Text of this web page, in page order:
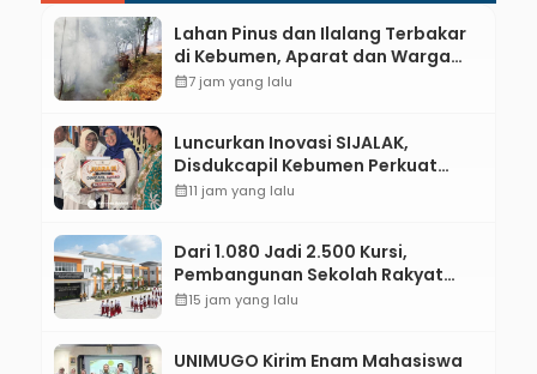
Lahan Pinus dan Ilalang Terbakar
di Kebumen, Aparat dan Warga
Padamkan Api Secara Manual
calendar_month7 jam yang lalu
Luncurkan Inovasi SIJALAK,
Disdukcapil Kebumen Perkuat
Jejaring Literasi Adminduk hingga
calendar_month11 jam yang lalu
Dari 1.080 Jadi 2.500 Kursi,
Pembangunan Sekolah Rakyat
Kebumen Ditargetkan Mulai
calendar_month15 jam yang lalu
UNIMUGO Kirim Enam Mahasiswa